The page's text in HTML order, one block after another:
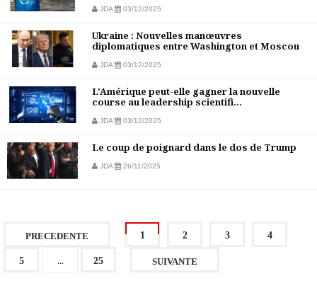
JDA 03/12/2025
Ukraine : Nouvelles manœuvres
diplomatiques entre Washington et Moscou
JDA 03/12/2025
L'Amérique peut-elle gagner la nouvelle
course au leadership scientifi...
JDA 03/12/2025
Le coup de poignard dans le dos de Trump
JDA 26/11/2025
PRECEDENTE 1 2 3 4
5 ... 25 SUIVANTE